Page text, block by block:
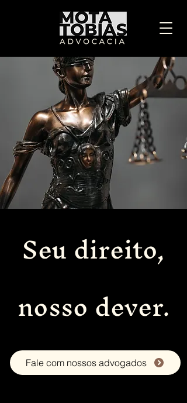
Seu direito,
nosso dever.
Fale com nossos advogados